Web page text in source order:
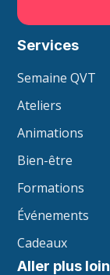
Services
Semaine QVT
Ateliers
Animations
Bien-être
Formations
Événements
Cadeaux
Aller plus loin